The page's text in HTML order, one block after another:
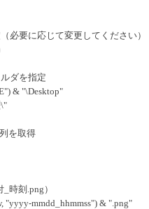
必要に応じて変更してください）
ダを指定
& "\Desktop"
を取得
時刻.png）
"yyyy-mmdd_hhmmss") & ".png"